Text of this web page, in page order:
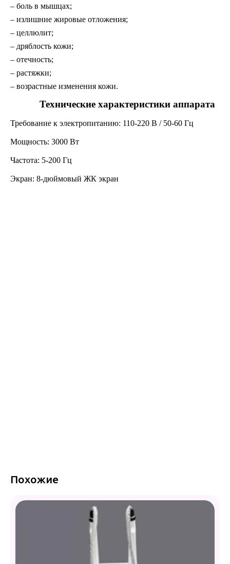
– боль в мышцах;
– излишние жировые отложения;
– целлюлит;
– дряблость кожи;
– отечность;
– растяжки;
– возрастные изменения кожи.
Технические характеристики аппарата
Требование к электропитанию: 110-220 В / 50-60 Гц
Мощность: 3000 Вт
Частота: 5-200 Гц
Экран: 8-дюймовый ЖК экран
Похожие